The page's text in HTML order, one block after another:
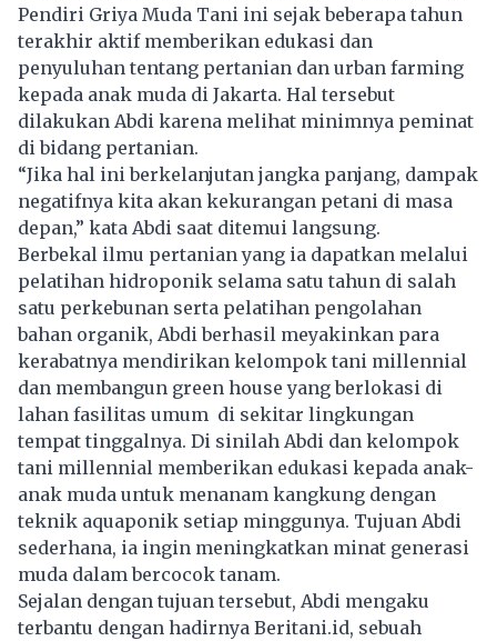
Pendiri Griya Muda Tani ini sejak beberapa tahun
terakhir aktif memberikan edukasi dan
penyuluhan tentang pertanian dan urban farming
kepada anak muda di Jakarta. Hal tersebut
dilakukan Abdi karena melihat minimnya peminat
di bidang pertanian.
“Jika hal ini berkelanjutan jangka panjang, dampak
negatifnya kita akan kekurangan petani di masa
depan,” kata Abdi saat ditemui langsung.
Berbekal ilmu pertanian yang ia dapatkan melalui
pelatihan hidroponik selama satu tahun di salah
satu perkebunan serta pelatihan pengolahan
bahan organik, Abdi berhasil meyakinkan para
kerabatnya mendirikan kelompok tani millennial
dan membangun green house yang berlokasi di
lahan fasilitas umum di sekitar lingkungan
tempat tinggalnya. Di sinilah Abdi dan kelompok
tani millennial memberikan edukasi kepada anak-
anak muda untuk menanam kangkung dengan
teknik aquaponik setiap minggunya. Tujuan Abdi
sederhana, ia ingin meningkatkan minat generasi
muda dalam bercocok tanam.
Sejalan dengan tujuan tersebut, Abdi mengaku
terbantu dengan hadirnya Beritani.id, sebuah